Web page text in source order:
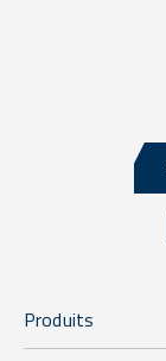
Produits